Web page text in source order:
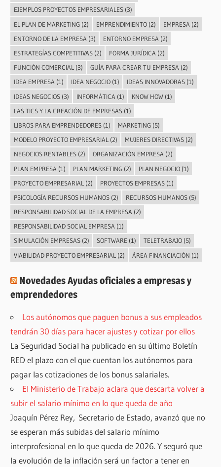
EJEMPLOS PROYECTOS EMPRESARIALES(3)
EL PLAN DE MARKETING(2) EMPRENDIMIENTO(2) EMPRESA (2)
ENTORNO DE LA EMPRESA (3) ENTORNO EMPRESA (2)
ESTRATEGÍAS COMPETITIVAS(2) FORMA JURÍDICA (2)
FUNCIÓN COMERCIAL(3) GUÍA PARA CREAR TU EMPRESA(2)
IDEA EMPRESA(1) IDEA NEGOCIO(1) IDEAS INNOVADORAS(1)
IDEAS NEGOCIOS(3) INFORMÁTICA (1) KNOW HOW(1)
LAS TICS Y LA CREACIÓN DE EMPRESAS(1)
LIBROS PARA EMPRENDEDORES(1) MARKETING(5)
MODELO PROYECTO EMPRESARIAL (2) MUJERES DIRECTIVAS(2)
NEGOCIOS RENTABLES(2) ORGANIZACIÓN EMPRESA(2)
PLAN EMPRESA (1) PLAN MARKETING(2) PLAN NEGOCIO(1)
PROYECTO EMPRESARIAL (2) PROYECTOS EMPRESAS(1)
PSICOLOGÍA RECURSOS HUMANOS(2) RECURSOS HUMANOS(5)
RESPONSABILIDAD SOCIAL DE LA EMPRESA (2)
RESPONSABILIDAD SOCIAL EMPRESA(1)
SIMULACIÓN EMPRESAS(2) SOFTWARE (1) TELETRABAJO(5)
VIABILIDAD PROYECTO EMPRESARIAL (2) ÁREA FINANCIACIÓN (1)
Novedades Ayudas oficiales a empresas y
emprendedores
Los autónomos que paguen bonus a sus empleados
tendrán 30 días para hacer ajustes y cotizar por ellos
La Seguridad Social ha publicado en su último Boletín
RED el plazo con el que cuentan los autónomos para
pagar las cotizaciones de los bonus salariales.
El Ministerio de Trabajo aclara que descarta volver a
subir el salario mínimo en lo que queda de año
Joaquín Pérez Rey, Secretario de Estado, avanzó que no
se esperan más subidas del salario mínimo
interprofesional en lo que queda de 2026. Y seguró que
la evolución de la inflación será un factor a tener en